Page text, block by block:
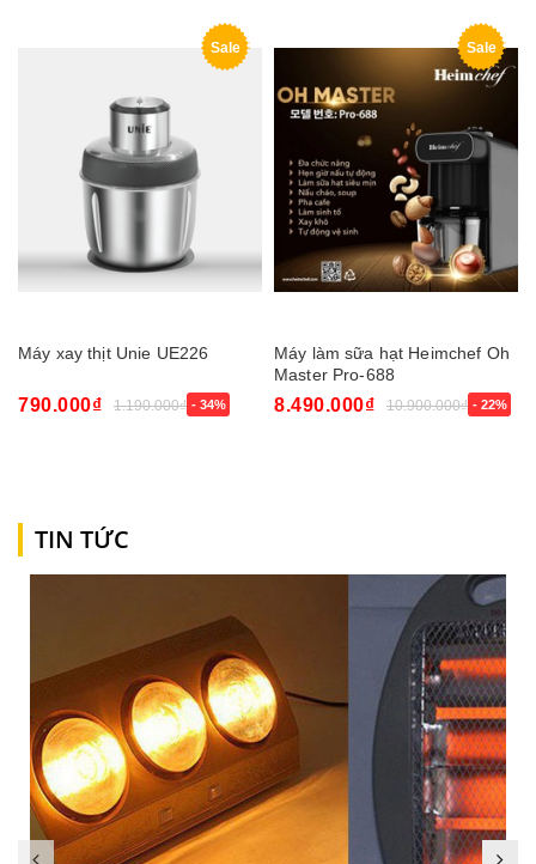
Sale
Máy xay thịt Unie UE226
790.000₫ 1.190.000₫ - 34%
Sale
Máy làm sữa hạt Heimchef Oh
Master Pro-688
8.490.000₫ 10.900.000₫ - 22%
TIN TỨC